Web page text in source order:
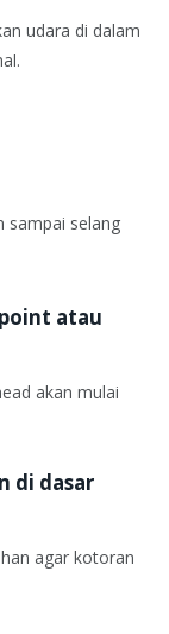
udara di dalam
sampai selang
atau
akan mulai
di dasar
agar kotoran